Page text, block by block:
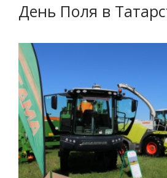
День Поля в